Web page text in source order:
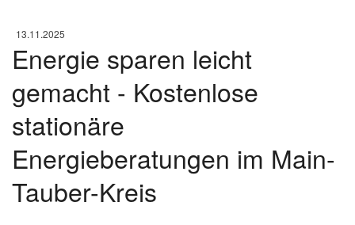
13.11.2025
Energie sparen leicht
gemacht - Kostenlose
stationäre
Energieberatungen im Main-
Tauber-Kreis